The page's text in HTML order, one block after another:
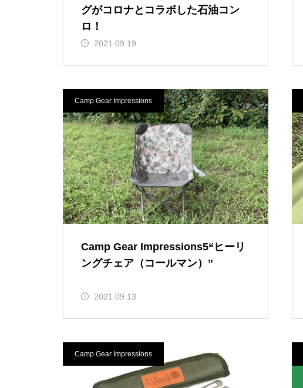
グがコロナとコラボした石油コン
ロ！
2021.09.19
Camp Gear Impressions
Camp Gear Impressions5“ヒーリ
ングチェア（コールマン）”
2021.09.13
Camp Gear Impressions